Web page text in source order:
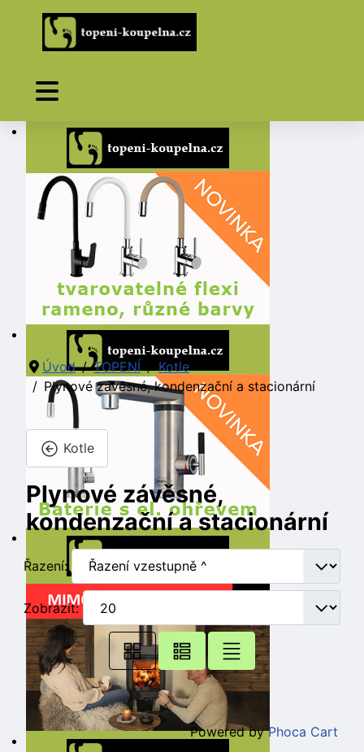
Úvod TOPENÍ
Kotle
Plynové závěsné, kondenzační a stacionární
Kotle
Plynové závěsné,
kondenzační a stacionární
Řazení:
Zobrazit:
Powered byPhoca Cart